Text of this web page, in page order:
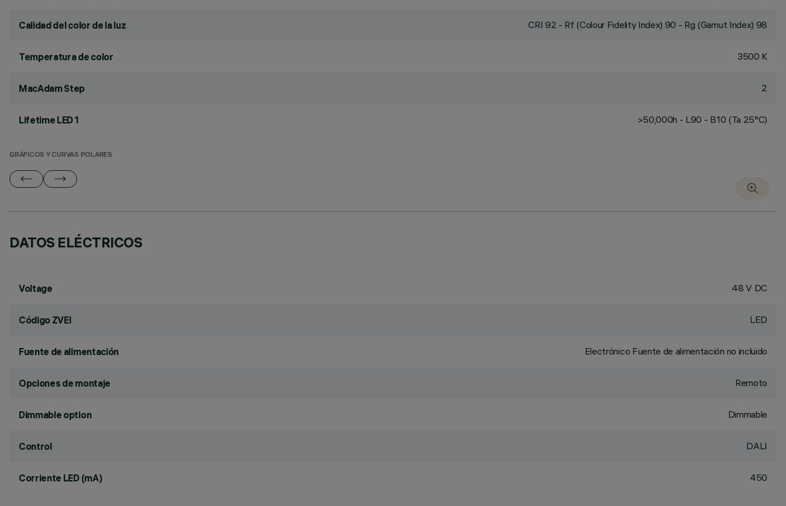
Calidad del color de la luz CRI 92 - Rf (Colour Fidelity Index) 90 - Rg (Gamut Index) 98
Temperatura de color 3500 K
MacAdam Step 2
Lifetime LED 1 >50,000h - L90 - B10 (Ta 25°C)
GRÁFICOS Y CURVAS POLARES
DATOS ELÉCTRICOS
Voltage 48 V DC
Código ZVEI LED
Fuente de alimentación Electrónico Fuente de alimentación no incluido
Opciones de montaje Remoto
Dimmable option Dimmable
Control DALI
Corriente LED (mA) 450